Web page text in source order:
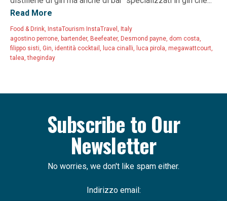
Read More
Food & Drink, InstaTourism InstaTravel , Italy
agostino perrone, bartender, Beefeater, Desmond payne, dom costa,
filippo sisti, Gin, identità cocktail , luca cinalli, luca pirola, megawattcourt,
talea,theginday
Subscribe to Our
Newsletter
No worries, we don't like spam either.
Indirizzo email: